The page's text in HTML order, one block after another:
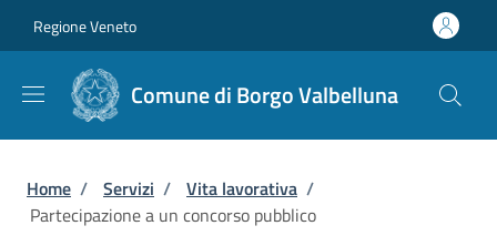
Regione Veneto
Comune di Borgo Valbelluna
Briciole di pane
Home / Servizi / Vita lavorativa /
Partecipazione a un concorso pubblico